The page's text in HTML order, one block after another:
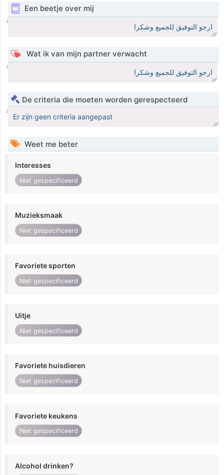
Een beetje over mij
ارجو التوفيق للجميع وشكرا
Wat ik van mijn partner verwacht
ارجو التوفيق للجميع وشكرا
De criteria die moeten worden gerespecteerd
Er zijn geen criteria aangepast
Weet me beter
Interesses
Niet gespecificeerd
Muzieksmaak
Niet gespecificeerd
Favoriete sporten
Niet gespecificeerd
Uitje
Niet gespecificeerd
Favoriete huisdieren
Niet gespecificeerd
Favoriete keukens
Niet gespecificeerd
Alcohol drinken?